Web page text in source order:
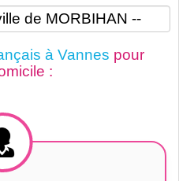
à Vannes pour
: